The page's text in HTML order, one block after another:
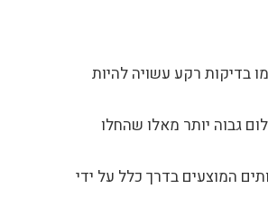
בדיקות רקע עשויה להיות
גבוה יותר מאלו שהחלו
המוצעים בדרך כלל על ידי